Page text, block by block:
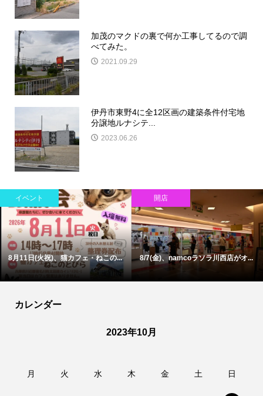
加茂のマクドの裏で何か工事してるので調
べてみた。
2021.09.29
伊丹市東野4に全12区画の建築条件付宅地
分譲地ルナシテ...
2023.06.26
イベント
8月11日(火祝)、猫カフェ・ねこの...
開店
8/7(金)、namcoラソラ川西店がオ...
カレンダー
2023年10月
月 火 水 木 金 土 日